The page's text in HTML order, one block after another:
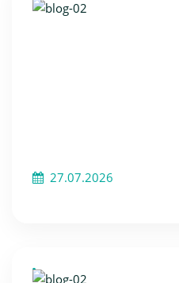
27.07.2026